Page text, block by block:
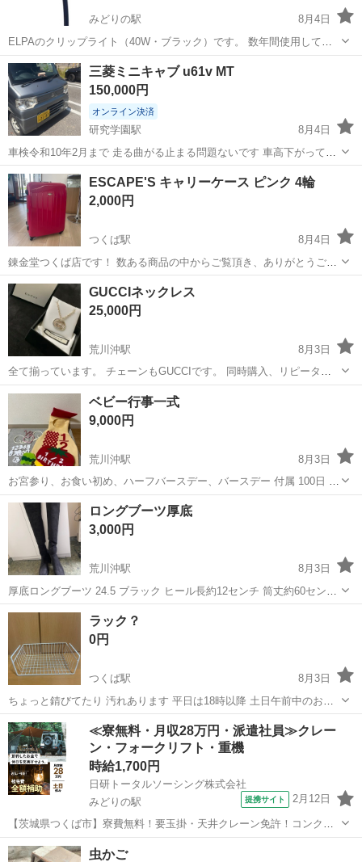
みどりの駅
8月4日
ELPAのクリップライト（40W・ブラック）です。 数年間使用してい
ましたので、使用に伴う傷や汚れがありますが、動作は問題なく正常
に使用できます。 中古品であることをご理解いただける方のみお願い
いたします。
茨城 つくば市 みどりの駅
三菱ミニキャブ u61v MT
150,000円
オンライン決済
研究学園駅
8月4日
車検令和10年2月まで 走る曲がる止まる問題ないです 車高下がってて
乗り心地悪いです。純正サスお付けします 215000km オルタ新品交換
してます。エアコン効きます
茨城 つくば市 研究学園駅 その他
ESCAPE'S キャリーケース ピンク 4輪
2,000円
つくば駅
8月4日
錬金堂つくば店です！ 数ある商品の中からご覧頂き、ありがとうござ
います。 店舗の閲覧ができるようになりました！ ぜひお越しくださ
い！ 配送サービスもご利用可能です。 ¥3,000～より承ります。 お値
引につきましては、...
茨城 つくば市 つくば駅
GUCCIネックレス
25,000円
荒川沖駅
8月3日
全て揃っています。 チェーンもGUCCIです。 同時購入、リピーター
様のみお値下げしてます😊
茨城 つくば市 荒川沖駅 その他
ベビー行事一式
9,000円
荒川沖駅
8月3日
お宮参り、お食い初め、ハーフバースデー、バースデー 付属 100日 ベ
ビー袴 レターバナー ハーフキューピー 飾り 写真撮影用道具 同時購
入、リピーター様のみお値下げしてます😊
茨城 つくば市 荒川沖駅 その他
ロングブーツ厚底
3,000円
荒川沖駅
8月3日
厚底ロングブーツ 24.5 ブラック ヒール長約12センチ 筒丈約60センチ
（かかとから） 使用試着のみ
茨城 つくば市 荒川沖駅
ラック？
0円
つくば駅
8月3日
ちょっと錆びてたり 汚れあります 平日は18時以降 土日午前中のお取
引希望です
茨城 つくば市 つくば駅 その他
≪寮無料・月収28万円・派遣社員≫クレー
ン・フォークリフト・重機
時給1,700円
日研トータルソーシング株式会社
みどりの駅
提携サイト 2月12日
【茨城県つくば市】寮費無料！要玉掛・天井クレーン免許！コンクリ
ート補強用鉄筋棒の出荷作業《お仕事No.4A042》 お仕事について 土
木・建築用コンクリートの補強用として使用される鉄筋棒の出荷作業
茨城 つくば市
虫かご